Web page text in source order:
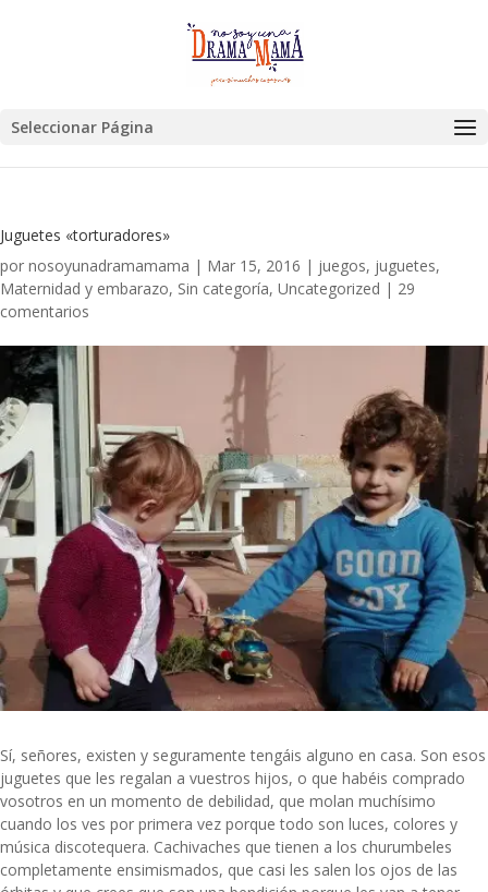
Seleccionar Página
Juguetes «torturadores»
por nosoyunadramamama | Mar 15, 2016 | juegos, juguetes,
Maternidad y embarazo, Sin categoría, Uncategorized | 29
comentarios
Sí, señores, existen y seguramente tengáis alguno en casa. Son esos
juguetes que les regalan a vuestros hijos, o que habéis comprado
vosotros en un momento de debilidad, que molan muchísimo
cuando los ves por primera vez porque todo son luces, colores y
música discotequera. Cachivaches que tienen a los churumbeles
completamente ensimismados, que casi les salen los ojos de las